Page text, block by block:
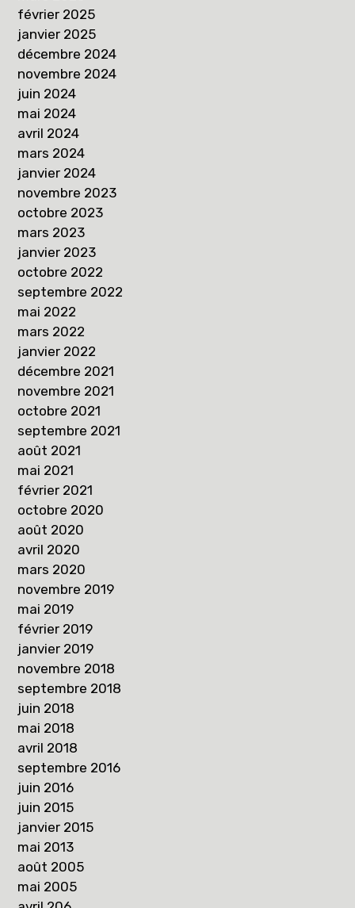
février 2025
janvier 2025
décembre 2024
novembre 2024
juin 2024
mai 2024
avril 2024
mars 2024
janvier 2024
novembre 2023
octobre 2023
mars 2023
janvier 2023
octobre 2022
septembre 2022
mai 2022
mars 2022
janvier 2022
décembre 2021
novembre 2021
octobre 2021
septembre 2021
août 2021
mai 2021
février 2021
octobre 2020
août 2020
avril 2020
mars 2020
novembre 2019
mai 2019
février 2019
janvier 2019
novembre 2018
septembre 2018
juin 2018
mai 2018
avril 2018
septembre 2016
juin 2016
juin 2015
janvier 2015
mai 2013
août 2005
mai 2005